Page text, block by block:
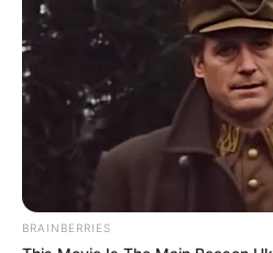
REINER FUELLMICH ΓΙΑ ΤΗΝ
ΝΥΡΕΜΒΕΡΓΗ 2: «ΣΕ 2 ΕΩΣ 3
ΕΒΔΟΜΑΔΕΣ, ΘΑ...
Η
BRAINBERRIES